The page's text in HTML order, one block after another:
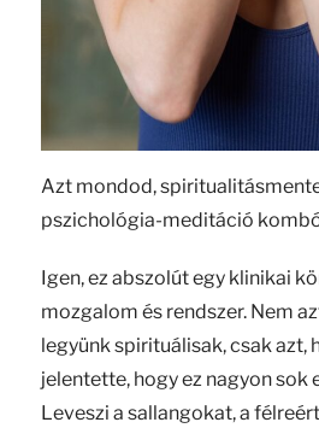
Azt mondod,
pszichológia-meditáció
Igen, ez abszolút egy klinikai
mozgalom és rendszer. Nem
legyünk spirituálisak, csak azt,
jelentette, hogy ez nagyon sok
Leveszi a sallangokat, a